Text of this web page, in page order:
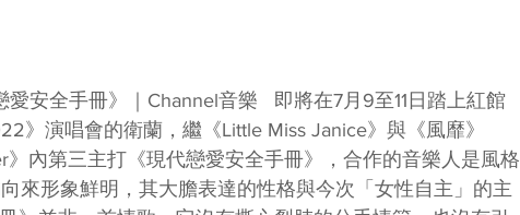
安全手冊》｜Channel音樂   即將在7月9至11日踏上紅館
》演唱會的衛蘭，繼《Little Miss Janice》與《風靡》
內第三主打《現代戀愛安全手冊》，合作的音樂人是風格
來形象鮮明，其大膽表達的性格與今次「女性自主」的主